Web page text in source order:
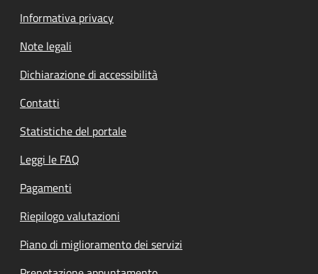
Informativa privacy
Note legali
Dichiarazione di accessibilità
Contatti
Statistiche del portale
Leggi le FAQ
Pagamenti
Riepilogo valutazioni
Piano di miglioramento dei servizi